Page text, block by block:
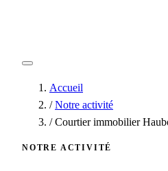
Accueil
/ Notre activité
/ Courtier immobilier
NOTRE ACTIVITÉ